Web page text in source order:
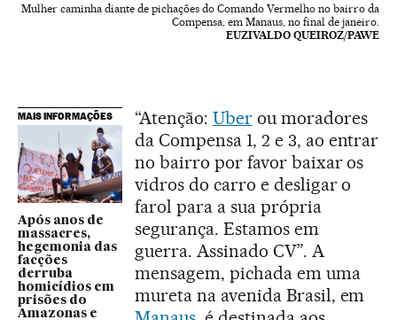
Mulher caminha diante de pichações do Comando Vermelho no bairro da
Compensa, em Manaus, no final de janeiro.
EUZIVALDO QUEIROZ/PAWE
MAIS INFORMAÇÕES
Após anos de
massacres,
hegemonia das
facções
derruba
homicídios em
prisões do
Amazonas e
“Atenção: Uberou moradores
da Compensa 1, 2 e 3, ao entrar
no bairro por favor baixar os
vidros do carro e desligar o
farol para a sua própria
segurança. Estamos em
guerra. Assinado CV”. A
mensagem, pichada em uma
mureta na avenida Brasil, em